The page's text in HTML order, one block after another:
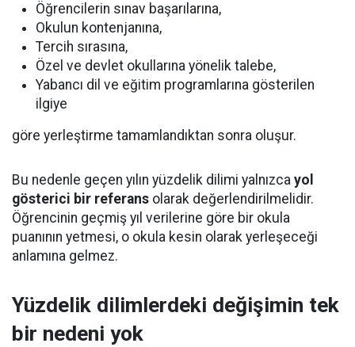
Öğrencilerin sınav başarılarına,
Okulun kontenjanına,
Tercih sırasına,
Özel ve devlet okullarına yönelik talebe,
Yabancı dil ve eğitim programlarına gösterilen
ilgiye
göre yerleştirme tamamlandıktan sonra oluşur.
Bu nedenle geçen yılın yüzdelik dilimi yalnızca yol
gösterici bir referans olarak değerlendirilmelidir.
Öğrencinin geçmiş yıl verilerine göre bir okula
puanının yetmesi, o okula kesin olarak yerleşeceği
anlamına gelmez.
Yüzdelik dilimlerdeki değişimin tek
bir nedeni yok